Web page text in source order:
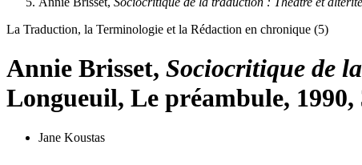
La Traduction, la Terminologie et la Rédaction en chronique (5)
Annie Brisset, Sociocritique de
Longueuil, Le préambule, 1990,
Jane Koustas